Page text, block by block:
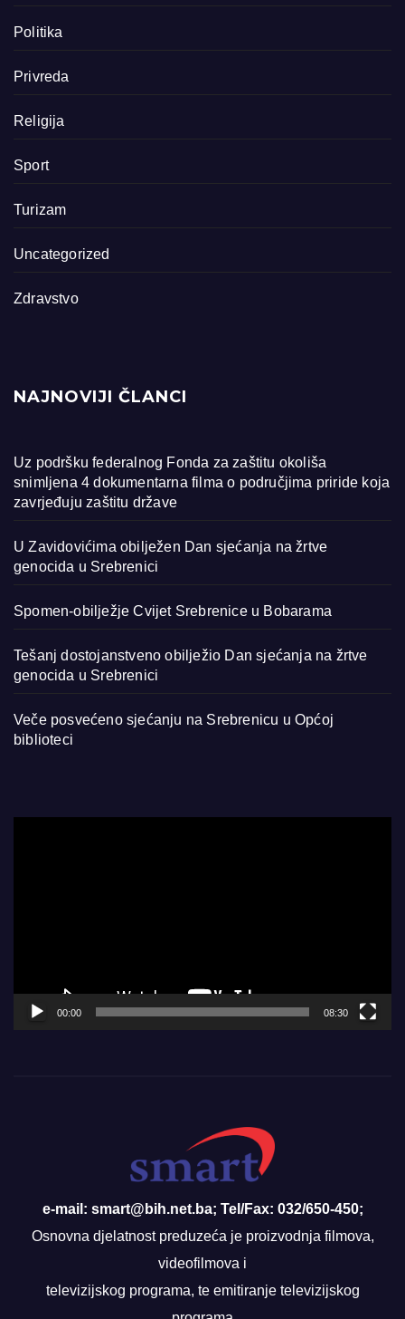
Politika
Privreda
Religija
Sport
Turizam
Uncategorized
Zdravstvo
NAJNOVIJI ČLANCI
Uz podršku federalnog Fonda za zaštitu okoliša
snimljena 4 dokumentarna filma o područjima priride koja
zavrjeđuju zaštitu države
U Zavidovićima obilježen Dan sjećanja na žrtve
genocida u Srebrenici
Spomen-obilježje Cvijet Srebrenice u Bobarama
Tešanj dostojanstveno obilježio Dan sjećanja na žrtve
genocida u Srebrenici
Veče posvećeno sjećanju na Srebrenicu u Općoj
biblioteci
00:00 08:30
e-mail: smart@bih.net.ba; Tel/Fax: 032/650-450;
Osnovna djelatnost preduzeća je proizvodnja filmova,
videofilmova i
televizijskog programa, te emitiranje televizijskog